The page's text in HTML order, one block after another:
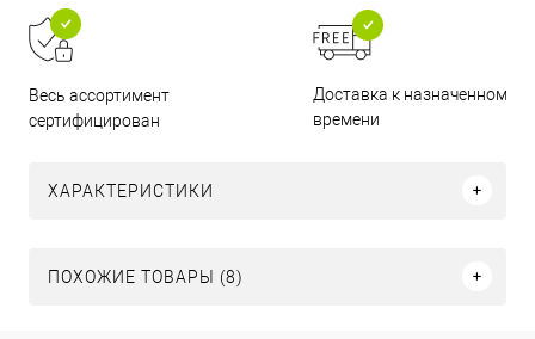
Весь ассортимент
сертифицирован
Доставка к назначенному
времени
ХАРАКТЕРИСТИКИ
ПОХОЖИЕ ТОВАРЫ (8)